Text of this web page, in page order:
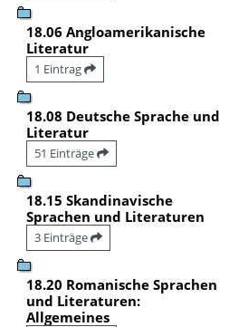
18.06 Angloamerikanische
Literatur
1 Eintrag
18.08 Deutsche Sprache und
Literatur
51 Einträge
18.15 Skandinavische
Sprachen und Literaturen
3 Einträge
18.20 Romanische Sprachen
und Literaturen:
Allgemeines